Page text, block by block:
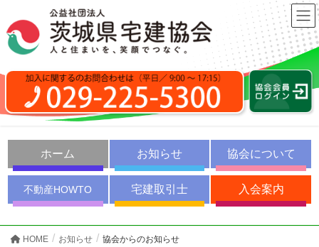
ホーム お知らせ 協会について
不動産HOWTO 宅建取引士 入会案内
HOME お知らせ 協会からのお知らせ